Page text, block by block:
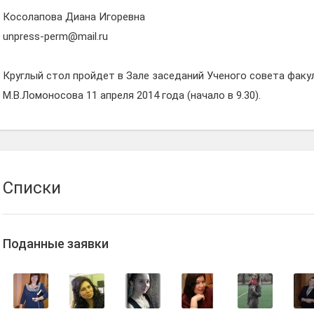
Косолапова Диана Игоревна
unpress-perm@mail.ru
Круглый стол пройдет в Зале заседаний Ученого совета
М.В.Ломоносова 11 апреля 2014 года (начало в 9.30).
Списки
Поданные заявки